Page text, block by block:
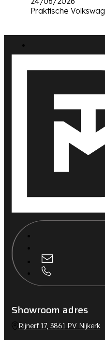
Praktische
Showroom adres
Rijnerf 17, 3861 PV Nijkerk